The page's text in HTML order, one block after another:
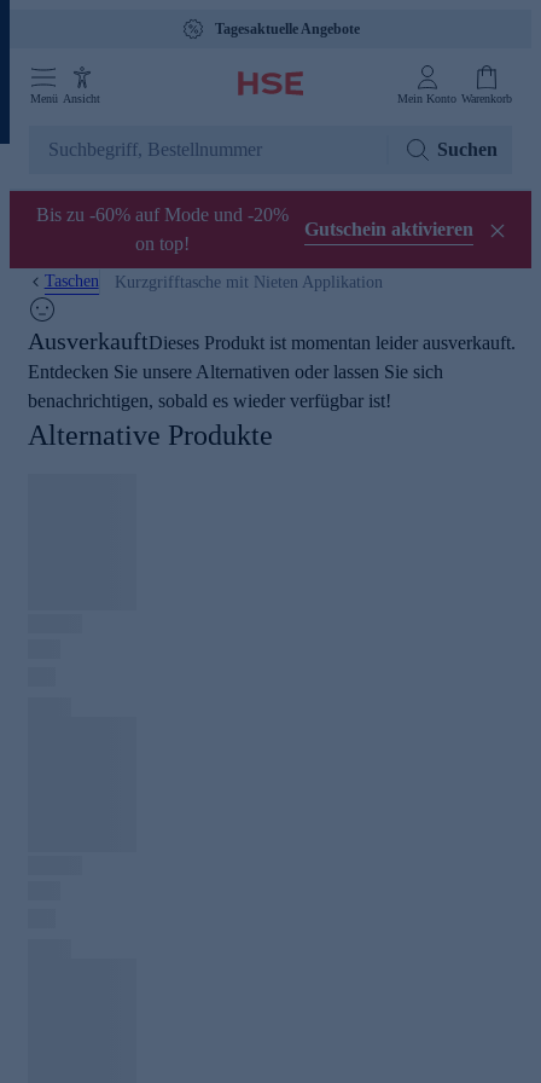
Tagesaktuelle Angebote
Menü Ansicht Mein Konto Warenkorb
Suchen
Bis zu -60% auf Mode und -20%
on top!
Gutschein aktivieren
Taschen Kurzgrifftasche mit Nieten Applikation
AusverkauftDieses Produkt ist momentan leider ausverkauft.
Entdecken Sie unsere Alternativen oder lassen Sie sich
benachrichtigen, sobald es wieder verfügbar ist!
Alternative Produkte